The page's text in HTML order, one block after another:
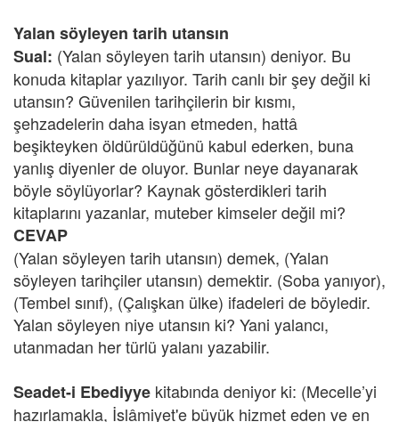
Yalan söyleyen tarih utansın
Sual: (Yalan söyleyen tarih utansın) deniyor. Bu
konuda kitaplar yazılıyor. Tarih canlı bir şey değil ki
utansın? Güvenilen tarihçilerin bir kısmı,
şehzadelerin daha isyan etmeden, hattâ
beşikteyken öldürüldüğünü kabul ederken, buna
yanlış diyenler de oluyor. Bunlar neye dayanarak
böyle söylüyorlar? Kaynak gösterdikleri tarih
kitaplarını yazanlar, muteber kimseler değil mi?
CEVAP
(Yalan söyleyen tarih utansın) demek, (Yalan
söyleyen tarihçiler utansın) demektir. (Soba yanıyor),
(Tembel sınıf), (Çalışkan ülke) ifadeleri de böyledir.
Yalan söyleyen niye utansın ki? Yani yalancı,
utanmadan her türlü yalanı yazabilir.
Seadet-i Ebediyye kitabında deniyor ki: (Mecelle’yi
hazırlamakla, İslâmiyet'e büyük hizmet eden ve en